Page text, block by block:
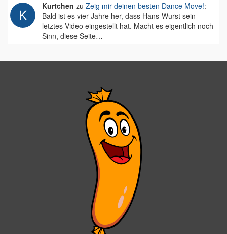
Kurtchen zu Zeig mir deinen besten Dance Move!:
Bald ist es vier Jahre her, dass Hans-Wurst sein
letztes Video eingestellt hat. Macht es eigentlich noch
Sinn, diese Seite…